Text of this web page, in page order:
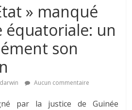
» manqué
équatoriale: un
son
Aucun commentaire
par la justice de Guinée